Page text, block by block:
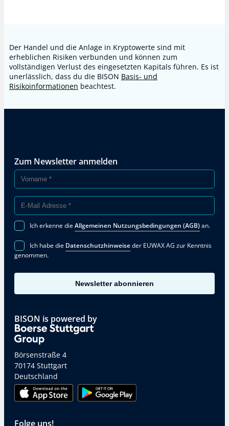
Der Handel und die Anlage in Kryptowerte sind mit
erheblichen Risiken verbunden und können zum
vollständigen Verlust des eingesetzten Kapitals führen. Es ist
unerlässlich, dass du die BISON Basis- und
Risikoinformationen beachtest.
BISON is powered by
Börsenstraße 4
70174 Stuttgart
Deutschland
Folge uns!
Zum Newsletter anmelden
Ich erkenne dieAllgemeinen Nutzungsbedingungen (AGB)an.
Ich habe die Datenschutzhinweiseder EUWAX AG zur Kenntnis
genommen.
Newsletter abonnieren